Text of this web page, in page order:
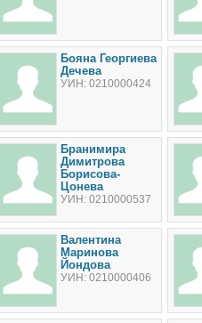
Бояна Георгиева
Дечева
УИН: 0210000424
Бранимира
Димитрова
Борисова-
Цонева
УИН: 0210000537
Валентина
Маринова
Йондова
УИН: 0210000406